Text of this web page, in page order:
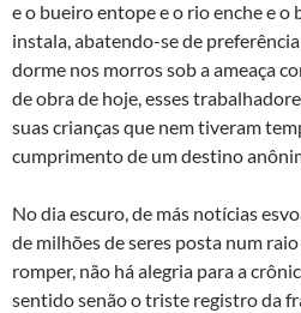
e o bueiro entope e o rio enche e o
instala, abatendo-se de
dorme nos morros sob a ameaça
de obra de hoje, esses
suas crianças que nem tiveram
cumprimento de um destino
No dia escuro, de más notícias
de milhões de seres posta num
romper, não há alegria para a
sentido senão o triste registro da